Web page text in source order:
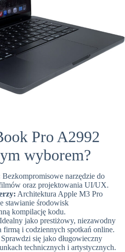
Pro A2992
wyborem?
Bezkompromisowe narzędzie do
oraz projektowania UI/UX.
Architektura Apple M3 Pro
stawianie środowisk
kompilację kodu.
Idealny jako prestiżowy, niezawodny
firmą i codziennych spotkań online.
Sprawdzi się jako długowieczny
technicznych i artystycznych.